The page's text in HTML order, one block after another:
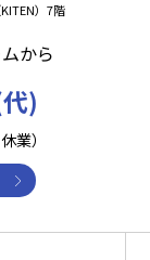
）7階
から
)
業）